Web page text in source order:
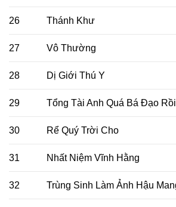
26 Thánh Khư
27 Vô Thường
28 Dị Giới Thú Y
29 Tổng Tài Anh Quá Bá Đạo Rồi
30 Rể Quý Trời Cho
31 Nhất Niệm Vĩnh Hằng
32